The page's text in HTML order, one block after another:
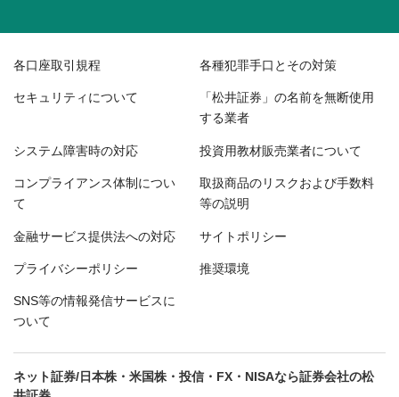
各口座取引規程 各種犯罪手口とその対策
セキュリティについて 「松井証券」の名前を無断使用
する業者
システム障害時の対応 投資用教材販売業者について
コンプライアンス体制につい
て
取扱商品のリスクおよび手数料
等の説明
金融サービス提供法への対応 サイトポリシー
プライバシーポリシー 推奨環境
SNS等の情報発信サービスに
ついて
ネット証券/日本株・米国株・投信・FX・NISAなら証券会社の松